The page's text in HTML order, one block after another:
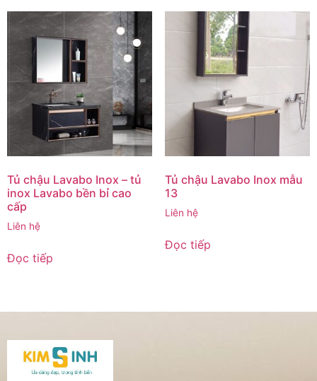
Tủ chậu Lavabo Inox – tủ
inox Lavabo bền bỉ cao
cấp
Liên hệ
Đọc tiếp
Tủ chậu Lavabo Inox mẫu
13
Liên hệ
Đọc tiếp